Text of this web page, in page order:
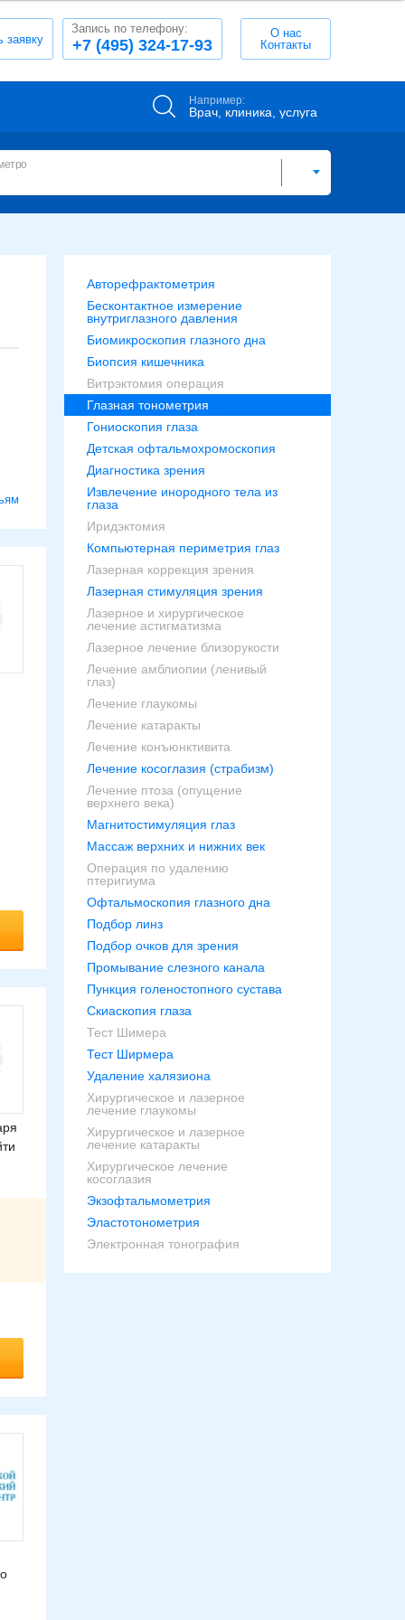
заявку +7 (495) 324-17-93
Запись по телефону:
О нас
Контакты
Например:
Врач, клиника, услуга
Авторефрактометрия
Бесконтактное измерение
внутриглазного давления
Биомикроскопия глазного дна
Биопсия кишечника
Витрэктомия операция
Глазная тонометрия
Гониоскопия глаза
Детская офтальмохромоскопия
Диагностика зрения
Извлечение инородного тела из
глаза
Иридэктомия
Компьютерная периметрия глаз
Лазерная коррекция зрения
Лазерная стимуляция зрения
Лазерное и хирургическое
лечение астигматизма
Лазерное лечение близорукости
Лечение амблиопии (ленивый
глаз)
Лечение глаукомы
Лечение катаракты
Лечение конъюнктивита
Лечение косоглазия (страбизм)
Лечение птоза (опущение
верхнего века)
Магнитостимуляция глаз
Массаж верхних и нижних век
Операция по удалению
птеригиума
Офтальмоскопия глазного дна
Подбор линз
Подбор очков для зрения
Промывание слезного канала
Пункция голеностопного сустава
Скиаскопия глаза
Тест Шимера
Тест Ширмера
Удаление халязиона
Хирургическое и лазерное
лечение глаукомы
Хирургическое и лазерное
лечение катаракты
Хирургическое лечение
косоглазия
Экзофтальмометрия
Эластотонометрия
Электронная тонография